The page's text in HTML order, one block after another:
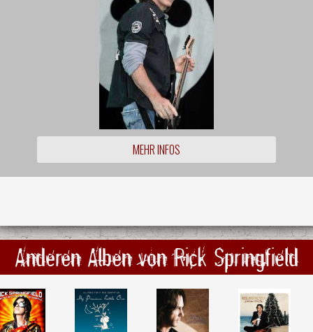
MEHR INFOS
Anderen Alben von Rick Springfield